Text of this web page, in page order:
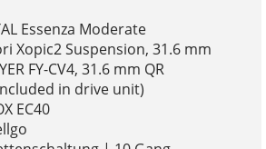
Essenza Moderate
Xopic2 Suspension, 31.6 mm
FY-CV4, 31.6 mm QR
in drive unit)
EC40